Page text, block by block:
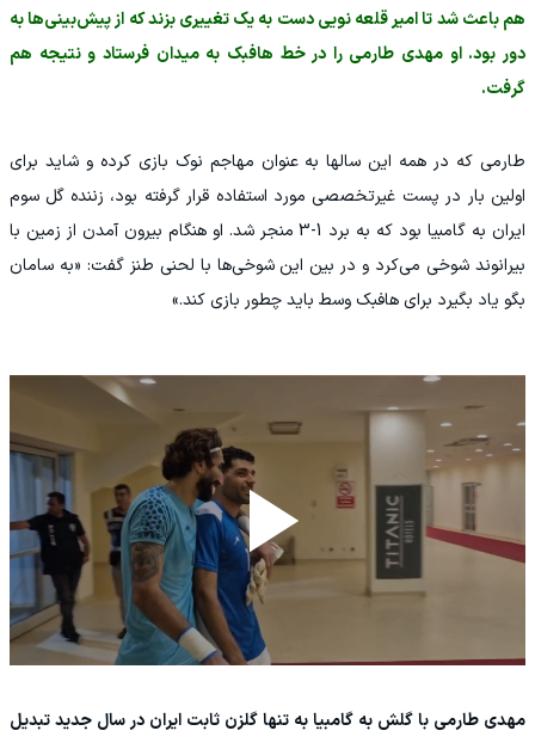
هم باعث شد تا امیر قلعه نویی دست به یک تغییری بزند که از پیش‌بینی‌ها به
دور بود. او مهدی طارمی را در خط هافبک به میدان فرستاد و نتیجه هم
گرفت.
طارمی که در همه این سالها به عنوان مهاجم نوک بازی کرده و شاید برای
اولین بار در پست غیرتخصصی مورد استفاده قرار گرفته بود، زننده گل سوم
ایران به گامبیا بود که به برد 1-3 منجر شد. او هنگام بیرون آمدن از زمین با
بیرانوند شوخی می‌کرد و در بین این شوخی‌ها با لحنی طنز گفت: «به سامان
بگو یاد بگیرد برای هافبک وسط باید چطور بازی کند.»
مهدی طارمی با گلش به گامبیا به تنها گلزن ثابت ایران در سال جدید تبدیل